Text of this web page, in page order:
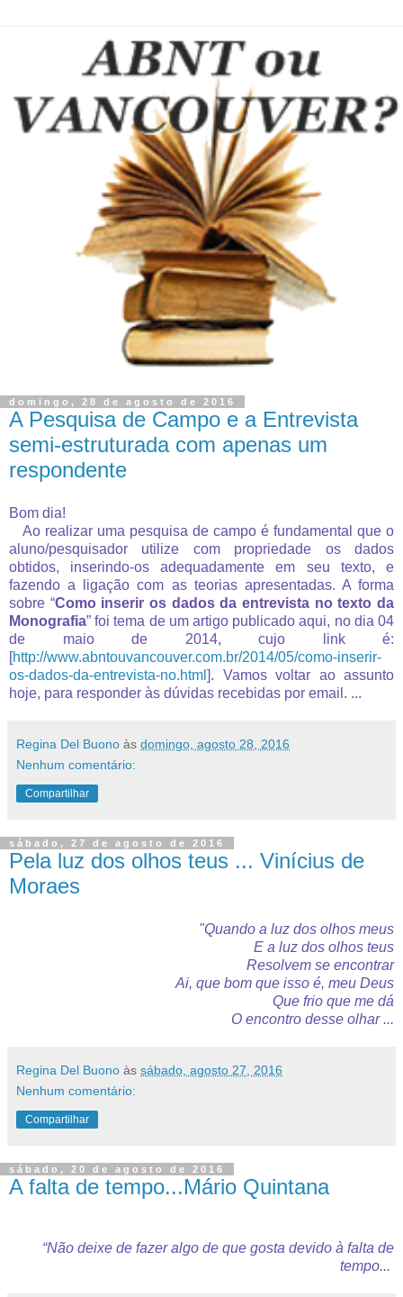
domingo, 28 de agosto de 2016
A Pesquisa de Campo e a Entrevista
semi-estruturada com apenas um
respondente
Bom dia!
Ao realizar uma pesquisa de campo é fundamental que o
aluno/pesquisador utilize com propriedade os dados
obtidos, inserindo-os adequadamente em seu texto, e
fazendo a ligação com as teorias apresentadas. A forma
sobre “Como inserir os dados da entrevista no texto da
Monografia” foi tema de um artigo publicado aqui, no dia 04
de maio de 2014, cujo link é:
[http://www.abntouvancouver.com.br/2014/05/como-inserir-
os-dados-da-entrevista-no.html ]. Vamos voltar ao assunto
hoje, para responder às dúvidas recebidas por email. ...
Regina Del Buono às domingo, agosto 28, 2016
Nenhum comentário:
Compartilhar
sábado, 27 de agosto de 2016
Pela luz dos olhos teus ... Vinícius de
Moraes
"Quando a luz dos olhos meus
E a luz dos olhos teus
Resolvem se encontrar
Ai, que bom que isso é, meu Deus
Que frio que me dá
O encontro desse olhar ...
Regina Del Buono às sábado, agosto 27, 2016
Nenhum comentário:
Compartilhar
sábado, 20 de agosto de 2016
A falta de tempo...Mário Quintana
“Não deixe de fazer algo de que gosta devido à falta de
tempo...